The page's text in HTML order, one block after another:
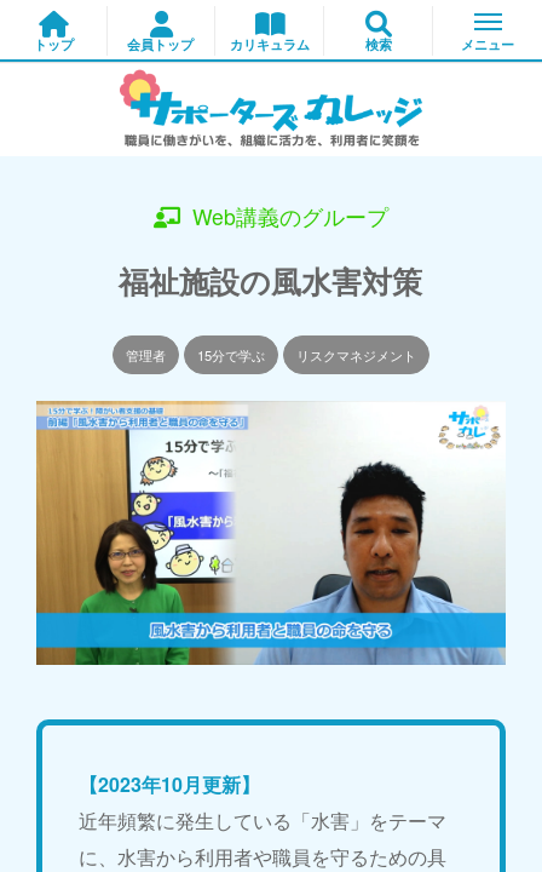
Web講義のグループ
福祉施設の風水害対策
管理者 15分で学ぶ リスクマネジメント
【2023年10月更新】
近年頻繁に発生している「水害」をテーマ
に、水害から利用者や職員を守るための具